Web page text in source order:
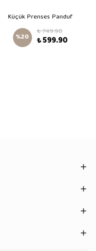
Küçük Prenses Panduf
%20 ₺ 749.90
₺ 599.90